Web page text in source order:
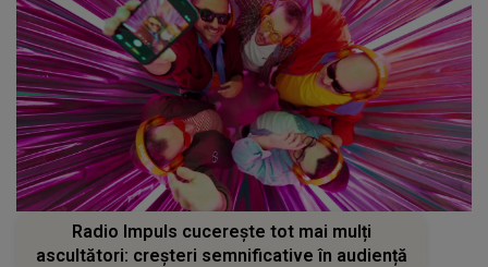
Radio Impuls cucerește tot mai mulți
ascultători: creșteri semnificative în audiență